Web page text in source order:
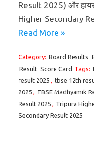
Result 2025) और
Higher Secondary
Read More »
Category: Board Results
Result Score Card Tags:
result 2025 , tbse 12th
2025 , TBSE Madhyamik
Result 2025 , Tripura
Secondary Result 2025